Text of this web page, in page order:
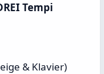
Tempi
& Klavier)